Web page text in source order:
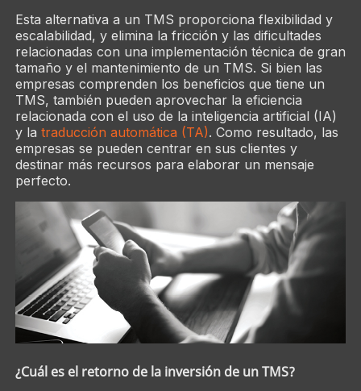
Esta alternativa a un TMS proporciona flexibilidad y
escalabilidad, y elimina la fricción y las dificultades
relacionadas con una implementación técnica de gran
tamaño y el mantenimiento de un TMS. Si bien las
empresas comprenden los beneficios que tiene un
TMS, también pueden aprovechar la eficiencia
relacionada con el uso de la inteligencia artificial (IA)
y la traducción automática (TA). Como resultado, las
empresas se pueden centrar en sus clientes y
destinar más recursos para elaborar un mensaje
perfecto.
¿Cuál es el retorno de la inversión de un TMS?